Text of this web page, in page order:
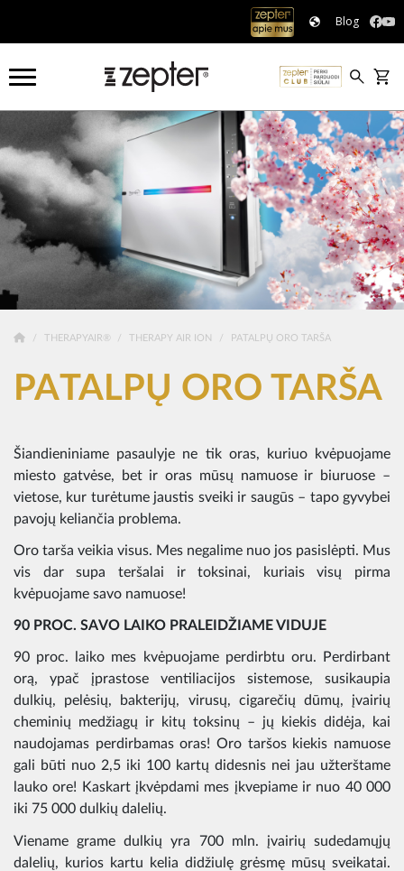
Blog
THERAPYAIR® THERAPY AIR ION PATALPŲ ORO TARŠA
PATALPŲ ORO TARŠA
Šiandieniniame pasaulyje ne tik oras, kuriuo kvėpuojame
miesto gatvėse, bet ir oras mūsų namuose ir biuruose –
vietose, kur turėtume jaustis sveiki ir saugūs – tapo gyvybei
pavojų keliančia problema.
Oro tarša veikia visus. Mes negalime nuo jos pasislėpti. Mus
vis dar supa teršalai ir toksinai, kuriais visų pirma
kvėpuojame savo namuose!
90 PROC. SAVO LAIKO PRALEIDŽIAME VIDUJE
90 proc. laiko mes kvėpuojame perdirbtu oru. Perdirbant
orą, ypač įprastose ventiliacijos sistemose, susikaupia
dulkių, pelėsių, bakterijų, virusų, cigarečių dūmų, įvairių
cheminių medžiagų ir kitų toksinų – jų kiekis didėja, kai
naudojamas perdirbamas oras! Oro taršos kiekis namuose
gali būti nuo 2,5 iki 100 kartų didesnis nei jau užterštame
lauko ore! Kaskart įkvėpdami mes įkvepiame ir nuo 40 000
iki 75 000 dulkių dalelių.
Viename grame dulkių yra 700 mln. įvairių sudedamųjų
dalelių, kurios kartu kelia didžiulę grėsmę mūsų sveikatai.